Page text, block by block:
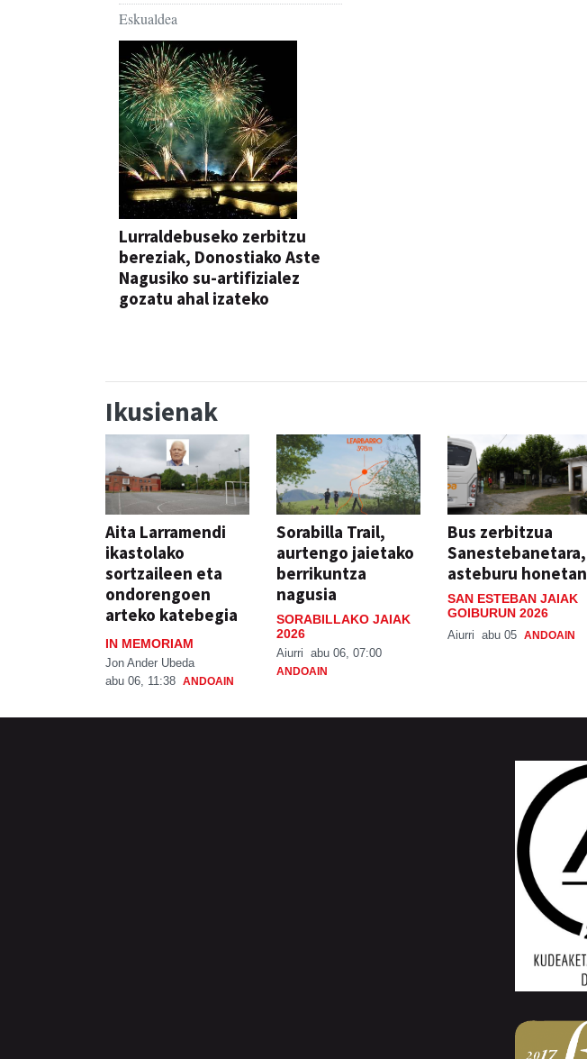
Eskualdea
Lurraldebuseko zerbitzu
bereziak, Donostiako Aste
Nagusiko su-artifizialez
gozatu ahal izateko
Ikusienak
Aita Larramendi
ikastolako
sortzaileen eta
ondorengoen
arteko katebegia
IN MEMORIAM
Jon Ander Ubeda
abu 06, 11:38 ANDOAIN
Sorabilla Trail,
aurtengo jaietako
berrikuntza
nagusia
SORABILLAKO JAIAK
2026
Aiurri abu 06, 07:00
ANDOAIN
Bus zerbitzua
Sanestebanetara,
asteburu honetan
SAN ESTEBAN JAIAK
GOIBURUN 2026
Aiurri abu 05 ANDOAIN